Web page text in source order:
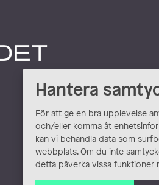
Hantera
För att ge en bra upplevelse
och/eller komma åt
kan vi behandla data som
webbplats. Om du inte
detta påverka vissa funktioner